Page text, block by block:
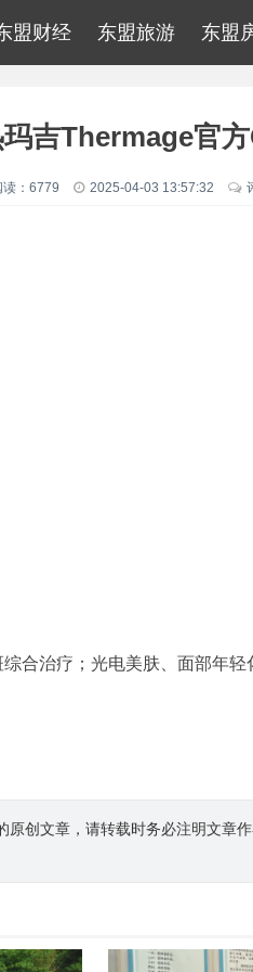
盟财经 东盟旅游 东盟
吉Thermage官
读：6779 2025-04-03 13:57:32
综合治疗；光电美肤、面部
创文章，请转载时务必注明文章